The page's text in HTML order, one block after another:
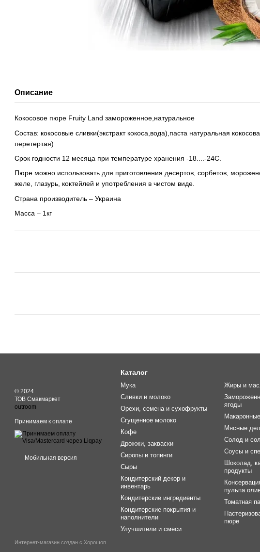
Описание
Кокосовое пюре Fruity Land замороженное,натуральное
Состав: кокосовые сливки(экстракт кокоса,вода),паста натуральная
перетертая)
Срок годности 12 месяца при температуре хранения -18....-24С.
Пюре можно использовать для приготовления десертов, сорбетов,
желе, глазурь, коктейлей и употребления в чистом виде.
Страна производитель – Украина
Масса – 1кг
© 2024
ТОВ Смакмаркет
outroom
Принимаем к оплате
Мобильная версия
Интернет-магазин создан с Хорошоп
Каталог
Мука
Сливки и молоко
Орехи, семена и сухофрукты
Сгущенное молоко
Кофе
Дрожжи, закваски
Сиропы и топинги
Сыры
Кондитерский декор и
инвентарь
Кондитерские ингредиенты
Кондитерские покрытия и
наполнители
Улучшители и смеси
Жиры и
ягоды
Мясные
Солод и
Соусы и
Шоколад,
продукты
пульпа
Томатная
пюре